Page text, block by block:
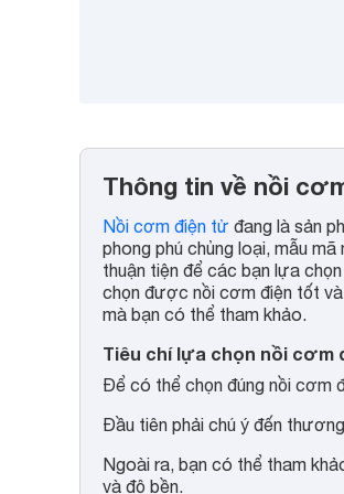
Thông tin về nồi
Nồi cơm điện tử đang là sản
phong phú chủng loại, mẫu
thuận tiện để các bạn lựa
chọn được nồi cơm điện tốt
mà bạn có thể tham khảo.
Tiêu chí lựa chọn nồi cơm
Để có thể chọn đúng nồi cơm
Đầu tiên phải chú ý đến
Ngoài ra, bạn có thể tham
và độ bền.